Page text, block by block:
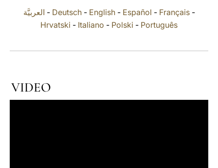
العربيَّة - Deutsch- English- Español - Français-
Hrvatski - Italiano - Polski - Português
VIDEO